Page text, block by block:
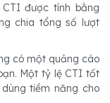
được tính bằng
chia tổng số lượt
có một quảng cáo
Một tỷ lệ CTI tốt
tiềm năng cho